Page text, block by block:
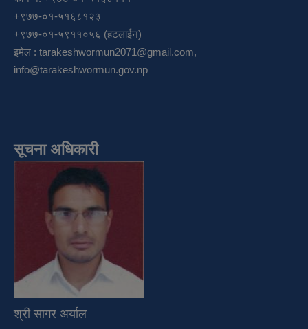
+९७७-०१-५१६८१२३
+९७७-०१-५९११०५६ (हटलाईन)
इमेल : tarakeshwormun2071@gmail.com,
info@tarakeshwormun.gov.np
सूचना अधिकारी
श्री सागर अर्याल